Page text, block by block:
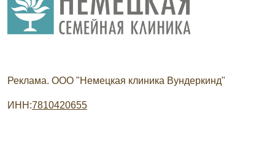
Реклама. ООО "Немецкая клиника Вундеркинд"
ИНН:7810420655